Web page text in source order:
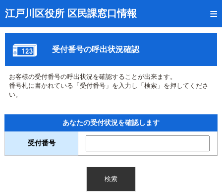
江戸川区役所 区民課窓口情報
トップページ
受付番号の呼出状況確認
証明書の交付状況確認
来庁日時の事前予約
事前予約の確認・取消
混雑予想カレンダー
受付番号の呼出状況確認
お客様の受付番号の呼出状況を確認することが出来ます。
番号札に書かれている「受付番号」を入力し「検索」を押してくださ
い。
あなたの受付状況を確認します
受付番号